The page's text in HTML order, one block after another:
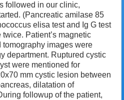
followed in our clinic,
(Pancreatic amilase 85
elisa test and Ig G test
Patient’s magnetic
images were
department. Ruptured cystic
were mentioned for
mm cystic lesion between
dilatation of
followup of the patient,